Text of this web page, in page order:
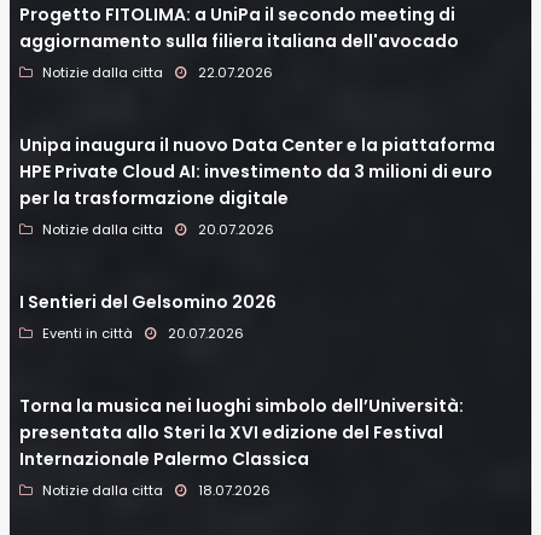
Progetto FITOLIMA: a UniPa il secondo meeting di
aggiornamento sulla filiera italiana dell'avocado
Notizie dalla citta 22.07.2026
Unipa inaugura il nuovo Data Center e la piattaforma
HPE Private Cloud AI: investimento da 3 milioni di euro
per la trasformazione digitale
Notizie dalla citta 20.07.2026
I Sentieri del Gelsomino 2026
Eventi in città 20.07.2026
Torna la musica nei luoghi simbolo dell’Università:
presentata allo Steri la XVI edizione del Festival
Internazionale Palermo Classica
Notizie dalla citta 18.07.2026